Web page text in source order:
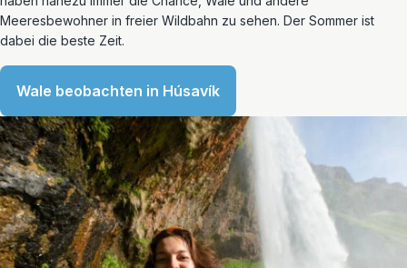
Meeresbewohner in freier Wildbahn zu sehen. Der Sommer ist
dabei die beste Zeit.
Wale beobachten in Húsavík